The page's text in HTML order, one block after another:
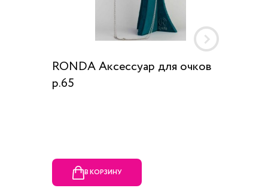
RONDA Аксессуар для очков
р.65
В КОРЗИНУ